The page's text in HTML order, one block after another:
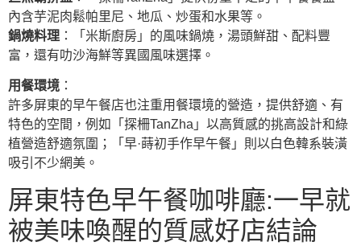
內含芋泥肉鬆帕里尼、地瓜、炒蛋和水果等。
鍋燒料理 ：「米斯廚房」的風味鍋燒，湯頭鮮甜、配料豐
富，還有叻沙海鮮等異國風味選擇。
用餐環境 ：
許多屏東的早午餐店也注重用餐環境的營造，提供舒適、有
特色的空間，例如「探柵TanZha」以高質感的挑高設計和綠
植營造舒適氛圍；「早·蒔初手作早午餐」則以白色韓系裝潢
吸引不少網美。
屏東特色早午餐咖啡廳:一早就
被美味喚醒的質感好店結論